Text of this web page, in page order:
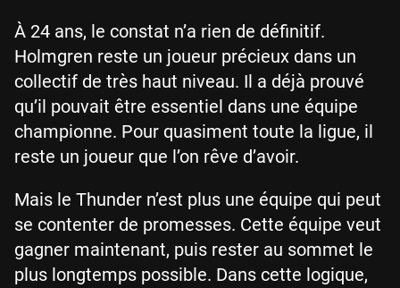
À 24 ans, le constat n’a rien de définitif.
Holmgren reste un joueur précieux dans un
collectif de très haut niveau. Il a déjà prouvé
qu’il pouvait être essentiel dans une équipe
championne. Pour quasiment toute la ligue, il
reste un joueur que l’on rêve d’avoir.
Mais le Thunder n’est plus une équipe qui peut
se contenter de promesses. Cette équipe veut
gagner maintenant, puis rester au sommet le
plus longtemps possible. Dans cette logique,